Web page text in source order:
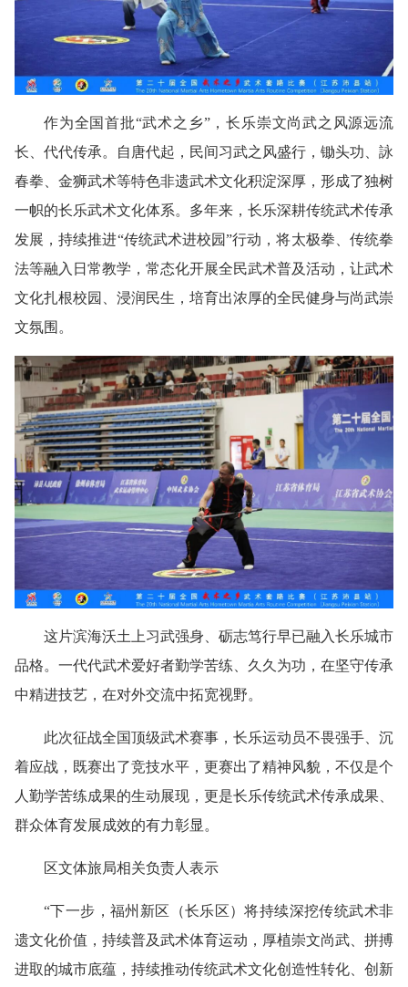
作为全国首批“武术之乡”，长乐崇文尚武之风源远流
长、代代传承。自唐代起，民间习武之风盛行，锄头功、詠
春拳、金狮武术等特色非遗武术文化积淀深厚，形成了独树
一帜的长乐武术文化体系。多年来，长乐深耕传统武术传承
发展，持续推进“传统武术进校园”行动，将太极拳、传统拳
法等融入日常教学，常态化开展全民武术普及活动，让武术
文化扎根校园、浸润民生，培育出浓厚的全民健身与尚武崇
文氛围。
这片滨海沃土上习武强身、砺志笃行早已融入长乐城市
品格。一代代武术爱好者勤学苦练、久久为功，在坚守传承
中精进技艺，在对外交流中拓宽视野。
此次征战全国顶级武术赛事，长乐运动员不畏强手、沉
着应战，既赛出了竞技水平，更赛出了精神风貌，不仅是个
人勤学苦练成果的生动展现，更是长乐传统武术传承成果、
群众体育发展成效的有力彰显。
区文体旅局相关负责人表示
“下一步，福州新区（长乐区）将持续深挖传统武术非
遗文化价值，持续普及武术体育运动，厚植崇文尚武、拼搏
进取的城市底蕴，持续推动传统武术文化创造性转化、创新